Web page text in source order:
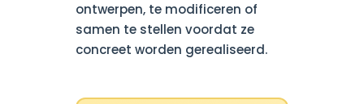
ontwerpen, te modificeren of
samen te stellen voordat ze
concreet worden gerealiseerd.